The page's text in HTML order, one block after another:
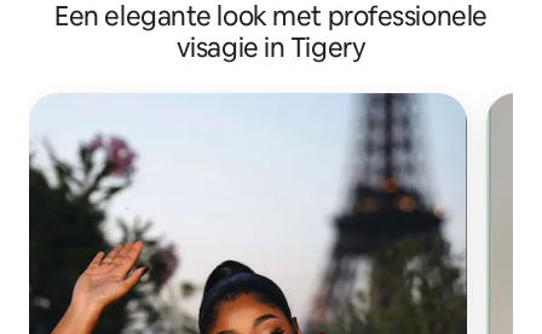
Een elegante look met professionele
visagie in Tigery